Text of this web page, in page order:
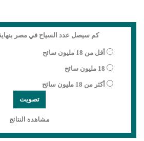
كم سيصل عدد السياح في مصر بنهاية
أقل من 18 مليون سائح
18 مليون سائح
أكثر من 18 مليون سائح
مشاهدة النتائج